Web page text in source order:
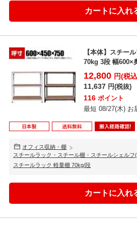
【本体】スチー
70kg 3段 幅600×
12,800 円(税
11,637 円(税抜)
116 ポイント
最短 08/27(木) お
オフィス収納・棚
スチールラック・スチール棚・スチールシェルフ
スチールラック 軽量棚 70kg/段